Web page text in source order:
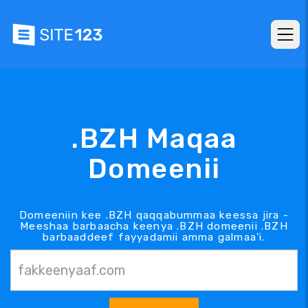
.BZH Maqaa
Domeenii
Domeeniin kee .BZH qaqqabummaa keessa jira -
Meeshaa barbaacha keenya .BZH domeenii .BZH
barbaaddeef fayyadamii amma galmaa'i.